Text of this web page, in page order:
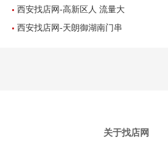
铺空转-已转让
西安找店网-高新区人 流量大
客源稳定串串店转让-已转让
西安找店网-天朗御湖南门串
关于找店网